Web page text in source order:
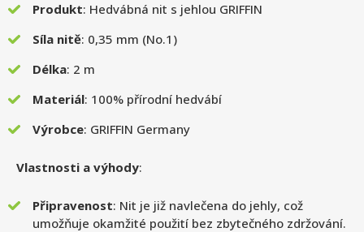
Produkt: Hedvábná nit s jehlou GRIFFIN
Síla nitě: 0,35 mm (No.1)
Délka: 2 m
Materiál: 100% přírodní hedvábí
Výrobce: GRIFFIN Germany
Vlastnosti a výhody:
Připravenost: Nit je již navlečena do jehly, což
umožňuje okamžité použití bez zbytečného zdržování.